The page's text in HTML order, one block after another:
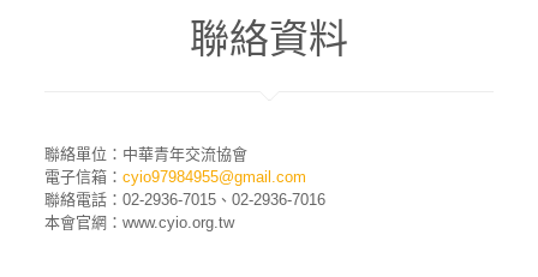
聯絡資料
聯絡單位：中華青年交流協會
電子信箱： cyio97984955@gmail.com
聯絡電話：02-2936-7015、02-2936-7016
本會官網：www.cyio.org.tw